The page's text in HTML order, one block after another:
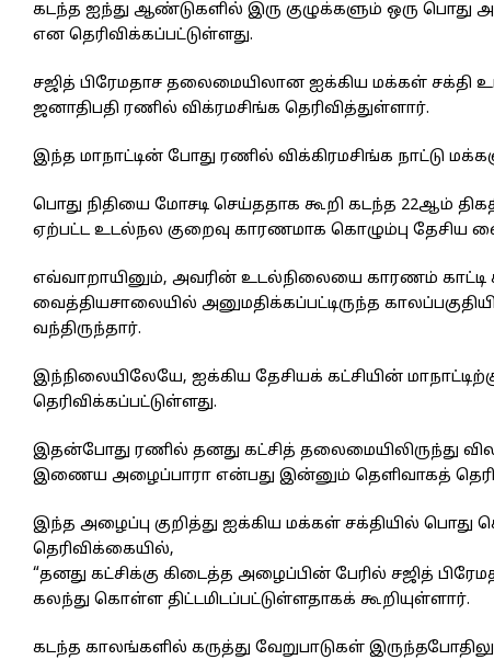
கடந்த ஐந்து ஆண்டுகளில் இரு குழுக்களும் ஒரு
என தெரிவிக்கப்பட்டுள்ளது.
சஜித் பிரேமதாச தலைமையிலான ஐக்கிய மக்கள் சக்தி
ஜனாதிபதி ரணில் விக்ரமசிங்க தெரிவித்துள்ளார்.
இந்த மாநாட்டின் போது ரணில் விக்கிரமசிங்க நாட்டு
பொது நிதியை மோசடி செய்ததாக கூறி கடந்த 22ஆம்
ஏற்பட்ட உடல்நல குறைவு காரணமாக கொழும்பு தேசிய
எவ்வாறாயினும், அவரின் உடல்நிலையை காரணம் காட்டி
வைத்தியசாலையில் அனுமதிக்கப்பட்டிருந்த
வந்திருந்தார்.
இந்நிலையிலேயே, ஐக்கிய தேசியக் கட்சியின்
தெரிவிக்கப்பட்டுள்ளது.
இதன்போது ரணில் தனது கட்சித் தலைமையிலிருந்து
இணைய அழைப்பாரா என்பது இன்னும் தெளிவாகத்
இந்த அழைப்பு குறித்து ஐக்கிய மக்கள் சக்தியில்
தெரிவிக்கையில்,
“தனது கட்சிக்கு கிடைத்த அழைப்பின் பேரில் சஜித்
கலந்து கொள்ள திட்டமிடப்பட்டுள்ளதாகக் கூறியுள்ளார்.
கடந்த காலங்களில் கருத்து வேறுபாடுகள்